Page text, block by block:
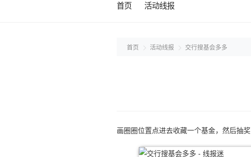
首页 活动线报
首页 活动线报 交行搜基会多多
画圈圈位置点进去收藏一个基金，然后抽奖